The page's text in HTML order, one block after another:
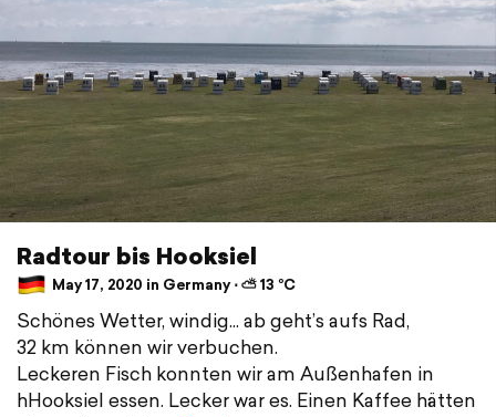
Radtour bis Hooksiel
May 17, 2020 in Germany ⋅ ⛅ 13 °C
Schönes Wetter, windig... ab geht’s aufs Rad,
32 km können wir verbuchen.
Leckeren Fisch konnten wir am Außenhafen in
hHooksiel essen. Lecker war es. Einen Kaffee hätten